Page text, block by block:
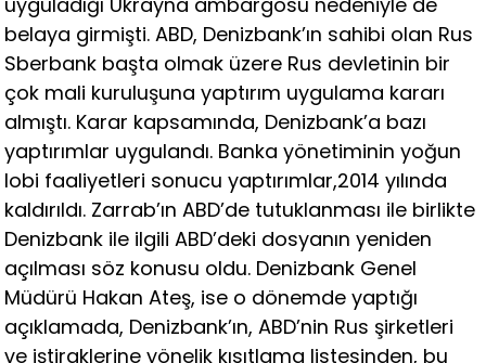
belaya girmişti. ABD, Denizbank’ın sahibi olan Rus
Sberbank başta olmak üzere Rus devletinin bir
çok mali kuruluşuna yaptırım uygulama kararı
almıştı. Karar kapsamında, Denizbank’a bazı
yaptırımlar uygulandı. Banka yönetiminin yoğun
lobi faaliyetleri sonucu yaptırımlar,2014 yılında
kaldırıldı. Zarrab’ın ABD’de tutuklanması ile birlikte
Denizbank ile ilgili ABD’deki dosyanın yeniden
açılması söz konusu oldu. Denizbank Genel
Müdürü Hakan Ateş, ise o dönemde yaptığı
açıklamada, Denizbank’ın, ABD’nin Rus şirketleri
ve iştiraklerine yönelik kısıtlama listesinden, bu